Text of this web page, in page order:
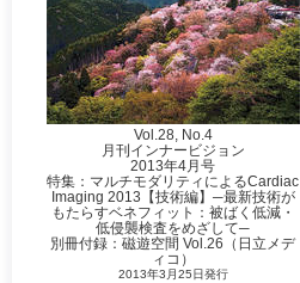
Vol.28, No.4
月刊インナービジョン
2013年4月号
特集：マルチモダリティによるCardiac
Imaging 2013【技術編】─最新技術が
もたらすベネフィット：被ばく低減・
低侵襲検査をめざして─
別冊付録：磁遊空間 Vol.26（日立メデ
ィコ）
2013年3月25日発行